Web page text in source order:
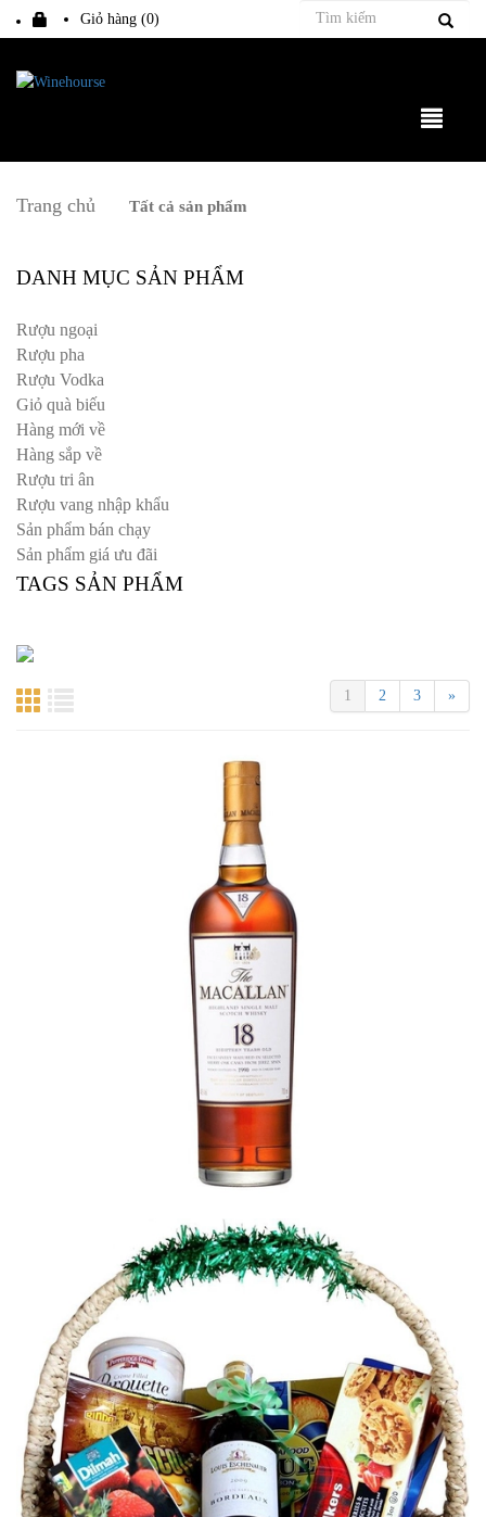
Giỏ hàng (0)
Trang chủ Tất cả sản phẩm
DANH MỤC SẢN PHẨM
Rượu ngoại
Rượu pha
Rượu Vodka
Giỏ quà biếu
Hàng mới về
Hàng sắp về
Rượu tri ân
Rượu vang nhập khẩu
Sản phẩm bán chạy
Sản phẩm giá ưu đãi
TAGS SẢN PHẨM
1 2 3 »
RƯỢU WINE CHEESE
4.000.000₫